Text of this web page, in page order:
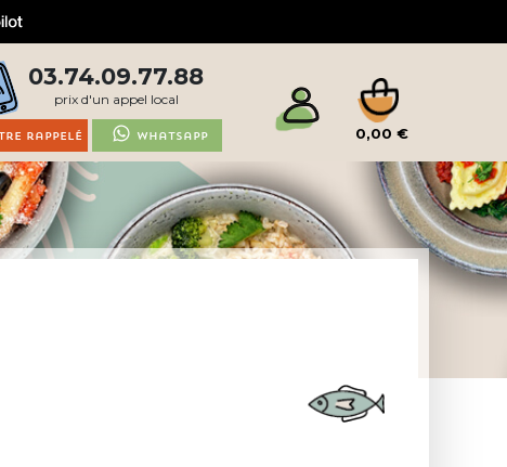
03.74.09.77.88
prix d'un appel local
rappelé Whatsapp 0,00 €